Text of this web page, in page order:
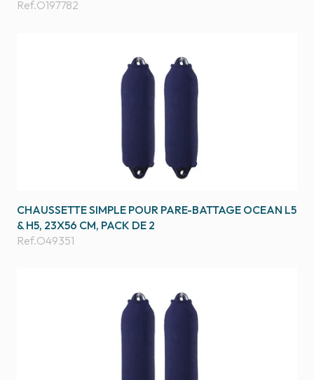
Ref.O197782
CHAUSSETTE SIMPLE POUR PARE-BATTAGE OCEAN L5
& H5, 23X56 CM, PACK DE 2
Ref.O49351